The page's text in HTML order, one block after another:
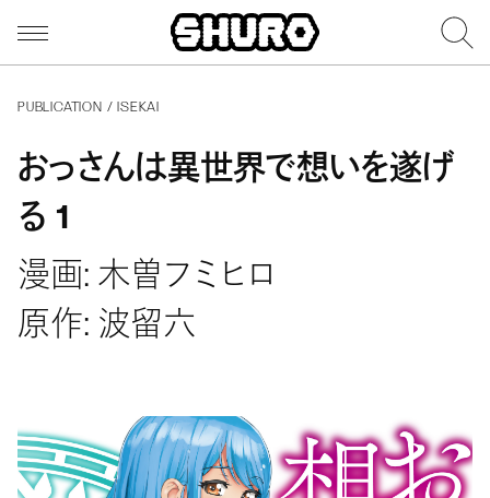
PUBLICATION / ISEKAI
おっさんは異世界で想いを遂げ
る 1
漫画: 木曽フミヒロ
原作: 波留六